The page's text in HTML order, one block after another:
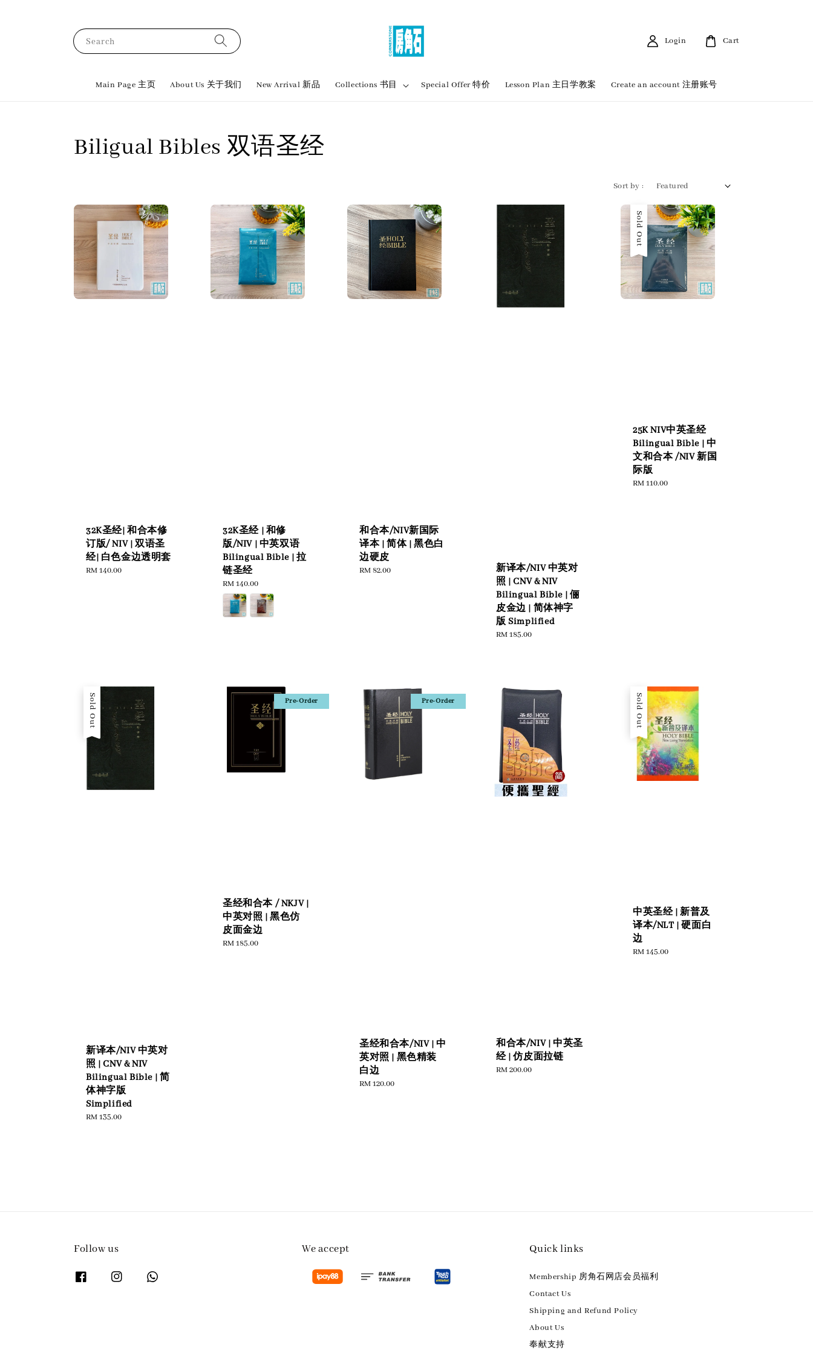
Search
Main Page 主页 About Us 关于我们 New Arrival 新品 Collections 书目 Special Offer 特价 Lesson Plan 主日学教案 Create an account 注册账号
Login Cart
Biligual Bibles 双语圣经
Sort by :
32K圣经| 和合本修
订版/ NIV | 双语圣
经| 白色金边透明套
Regular
RM 140.00
32K圣经 | 和修
版/NIV | 中英双语
Bilingual Bible | 拉
链圣经
Regular
price
RM 140.00
和合本/NIV新国际
译本 | 简体 | 黑色白
边硬皮
Regular
RM 82.00
新译本/NIV 中英对
照 | CNV & NIV
Bilingual Bible | 俪
皮金边 | 简体神字
版 Simplified
Regular
RM 185.00
Sold Out
25K NIV中英圣经
Bilingual Bible | 中
文和合本 /NIV 新国
际版
Regular
RM 110.00
Sold Out
新译本/NIV 中英对
照 | CNV & NIV
Bilingual Bible | 简
体神字版
Simplified
Regular
RM 135.00
Pre-Order
圣经和合本 / NKJV |
中英对照 | 黑色仿
皮面金边
Regular
RM 185.00
Pre-Order
圣经和合本/NIV | 中
英对照 | 黑色精装
白边
Regular
RM 120.00
和合本/NIV | 中英圣
经 | 仿皮面拉链
Regular
RM 200.00
Sold Out
中英圣经 | 新普及
译本/NLT | 硬面白
边
Regular
RM 145.00
Follow us We accept Quick links
Membership 房角石网店会员福利
Contact Us
Shipping and Refund Policy
About Us
奉献支持